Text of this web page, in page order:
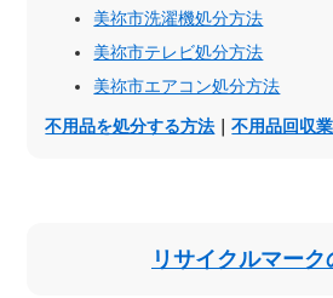
美祢市洗濯機処分方法
美祢市テレビ処分方法
美祢市エアコン処分方法
不用品を処分する方法 ｜不用品回収
リサイクルマーク